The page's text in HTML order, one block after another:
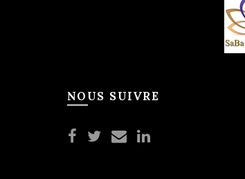
NOUS SUIVRE